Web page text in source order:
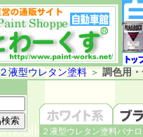
２液型ウレタン塗料＞ 調色用
２液型ウレタン塗料パナ